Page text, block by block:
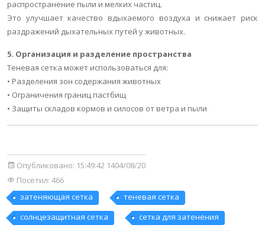
распространение пыли и мелких частиц.
Это улучшает качество вдыхаемого воздуха и снижает риск
раздражений дыхательных путей у животных.
5. Организация и разделение пространства
Теневая сетка может использоваться для:
• Разделения зон содержания животных
• Ограничения границ пастбищ
• Защиты складов кормов и силосов от ветра и пыли
Опубликовано: 15:49:42 1404/08/20
Посетил: 466
затеняющая сетка
теневая сетка
солнцезащитная сетка
сетка для затенения